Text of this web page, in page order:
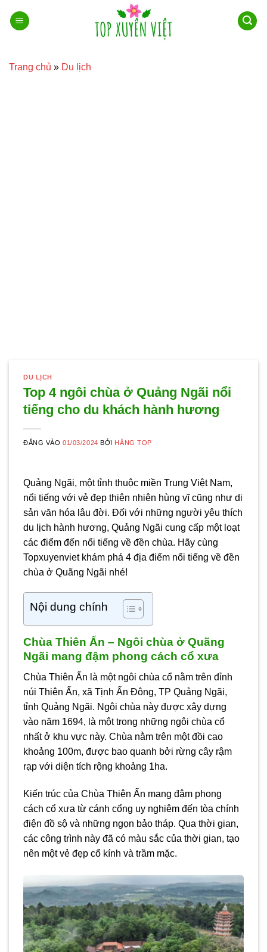
qua
Trang chủ » Du lịch
DU LỊCH
Top 4 ngôi chùa ở Quảng Ngãi nổi
tiếng cho du khách hành hương
ĐĂNG VÀO01/03/2024 BỞI HẰNG TOP
Quảng Ngãi, một tỉnh thuộc miền Trung Việt Nam,
nổi tiếng với vẻ đẹp thiên nhiên hùng vĩ cũng như di
sản văn hóa lâu đời. Đối với những người yêu thích
du lịch hành hương, Quảng Ngãi cung cấp một loạt
các điểm đến nổi tiếng về đền chùa. Hãy cùng
Topxuyenviet khám phá 4 địa điểm nổi tiếng về đền
chùa ở Quãng Ngãi nhé!
Nội dung chính
Chùa Thiên Ấn – Ngôi chùa ở Quãng
Ngãi mang đậm phong cách cổ xưa
Chùa Thiên Ấn là một ngôi chùa cổ nằm trên đỉnh
núi Thiên Ấn, xã Tịnh Ấn Đông, TP Quảng Ngãi,
tỉnh Quảng Ngãi. Ngôi chùa này được xây dựng
vào năm 1694, là một trong những ngôi chùa cổ
nhất ở khu vực này. Chùa nằm trên một đồi cao
khoảng 100m, được bao quanh bởi rừng cây rậm
rạp với diện tích rộng khoảng 1ha.
Kiến trúc của Chùa Thiên Ấn mang đậm phong
cách cổ xưa từ cánh cổng uy nghiêm đến tòa chính
điện đồ sộ và những ngọn bảo tháp. Qua thời gian,
các công trình này đã có màu sắc của thời gian, tạo
nên một vẻ đẹp cổ kính và trầm mặc.